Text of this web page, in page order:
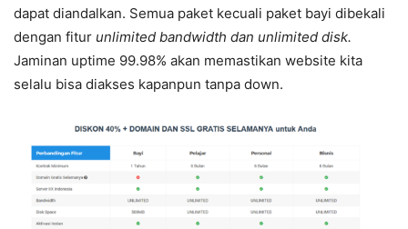
dapat diandalkan. Semua paket kecuali paket bayi dibekali
dengan fitur unlimited bandwidth dan unlimited disk.
Jaminan uptime 99.98% akan memastikan website kita
selalu bisa diakses kapanpun tanpa down.